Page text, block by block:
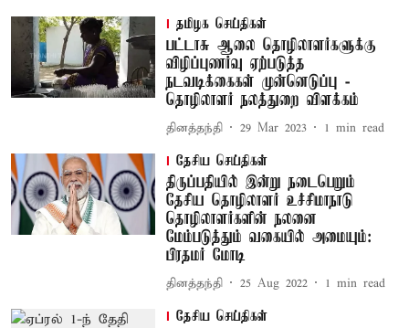
தமிழக செய்திகள்
பட்டாசு ஆலை தொழிலாளர்களுக்கு
விழிப்புணர்வு ஏற்படுத்த
நடவடிக்கைகள் முன்னெடுப்பு -
தொழிலாளர் நலத்துறை விளக்கம்
தினத்தந்தி 29 Mar 2023 1 min read
தேசிய செய்திகள்
திருப்பதியில் இன்று நடைபெறும்
தேசிய தொழிலாளர் உச்சிமாநாடு
தொழிலாளர்களின் நலனை
மேம்படுத்தும் வகையில் அமையும்:
பிரதமர் மோடி
தினத்தந்தி 25 Aug 2022 1 min read
தேசிய செய்திகள்